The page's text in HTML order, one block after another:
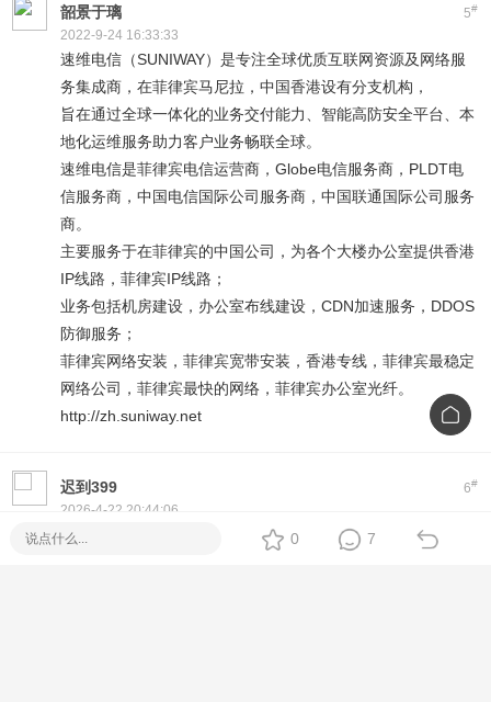
5#
韶景于璃
2022-9-24 16:33:33
速维电信（SUNIWAY）是专注全球优质互联网资源及网络服
务集成商，在菲律宾马尼拉，中国香港设有分支机构，
旨在通过全球一体化的业务交付能力、智能高防安全平台、本
地化运维服务助力客户业务畅联全球。
速维电信是菲律宾电信运营商，Globe电信服务商，PLDT电
信服务商，中国电信国际公司服务商，中国联通国际公司服务
商。
主要服务于在菲律宾的中国公司，为各个大楼办公室提供香港
IP线路，菲律宾IP线路；
业务包括机房建设，办公室布线建设，CDN加速服务，DDOS
防御服务；
菲律宾网络安装，菲律宾宽带安装，香港专线，菲律宾最稳定
网络公司，菲律宾最快的网络，菲律宾办公室光纤。
http://zh.suniway.net
6#
迟到399
2026-4-22 20:44:06
Hi! If you're looking for a reliable Piso WiFisetup, we offer
0 7